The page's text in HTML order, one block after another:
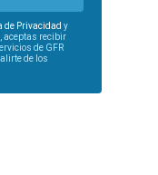
de Privacidad y
aceptas recibir
de GFR
de los